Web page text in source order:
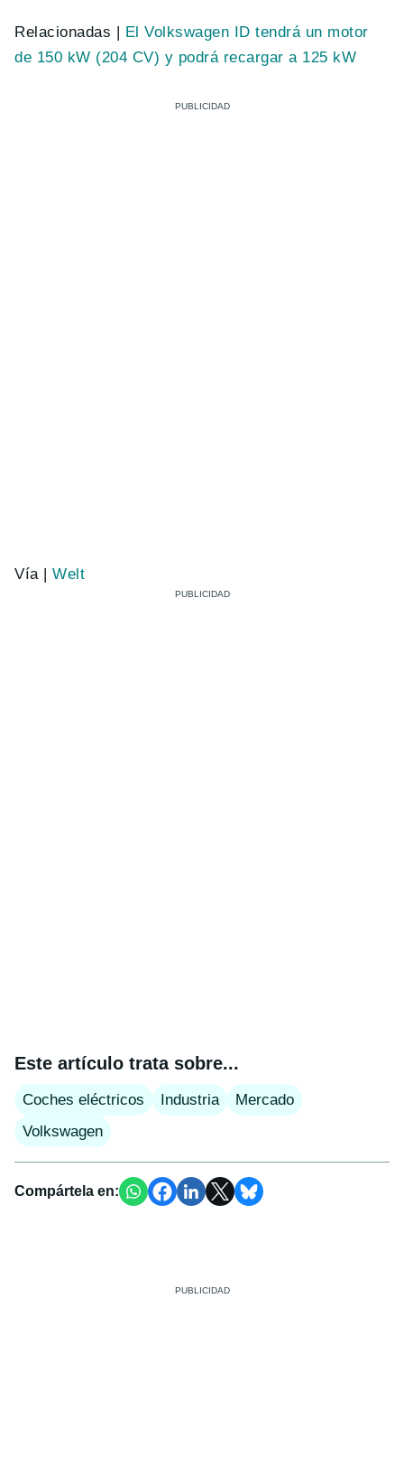
Relacionadas | El Volkswagen ID tendrá un motor
de 150 kW (204 CV) y podrá recargar a 125 kW
Vía |Welt
Este artículo trata sobre...
Coches eléctricos Industria
Mercado
Volkswagen
Compártela en: